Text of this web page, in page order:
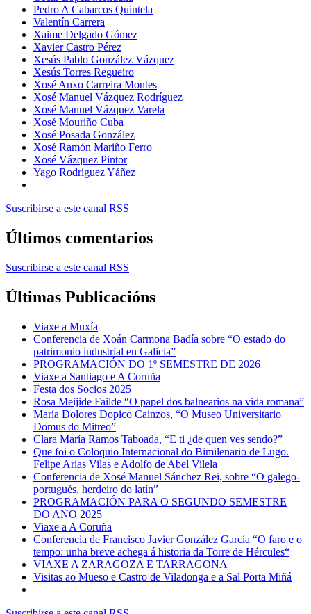
Pedro A Cabarcos Quintela
Valentín Carrera
Xaime Delgado Gómez
Xavier Castro Pérez
Xesús Pablo González Vázquez
Xesús Torres Regueiro
Xosé Anxo Carreira Montes
Xosé Manuel Vázquez Rodríguez
Xosé Manuel Vázquez Varela
Xosé Mouriño Cuba
Xosé Posada González
Xosé Ramón Mariño Ferro
Xosé Vázquez Pintor
Yago Rodríguez Yáñez
Suscribirse a este canal RSS
Últimos comentarios
Suscribirse a este canal RSS
Últimas Publicacións
Viaxe a Muxía
Conferencia de Xoán Carmona Badía sobre “O estado do
patrimonio industrial en Galicia”
PROGRAMACIÓN DO 1º SEMESTRE DE 2026
Viaxe a Santiago e A Coruña
Festa dos Socios 2025
Rosa Meijide Failde “O papel dos balnearios na vida romana”
María Dolores Dopico Cainzos, “O Museo Universitario
Domus do Mitreo”
Clara María Ramos Taboada, “E ti ¿de quen ves sendo?”
Que foi o Coloquio Internacional do Bimilenario de Lugo.
Felipe Arias Vilas e Adolfo de Abel Vilela
Conferencia de Xosé Manuel Sánchez Rei, sobre “O galego-
portugués, herdeiro do latín”
PROGRAMACIÓN PARA O SEGUNDO SEMESTRE
DO ANO 2025
Viaxe a A Coruña
Conferencia de Francisco Javier González García “O faro e o
tempo: unha breve achega á historia da Torre de Hércules“
VIAXE A ZARAGOZA E TARRAGONA
Visitas ao Mueso e Castro de Viladonga e a Sal Porta Miñá